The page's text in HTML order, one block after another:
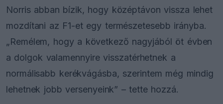
Norris abban bízik, hogy középtávon vissza lehet
mozdítani az F1-et egy természetesebb irányba.
„Remélem, hogy a következő nagyjából öt évben
a dolgok valamennyire visszatérhetnek a
normálisabb kerékvágásba, szerintem még mindig
lehetnek jobb versenyeink” – tette hozzá.